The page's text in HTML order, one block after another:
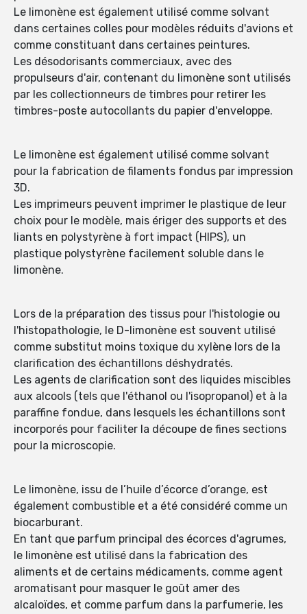
Le limonène est également utilisé comme solvant
dans certaines colles pour modèles réduits d'avions et
comme constituant dans certaines peintures.
Les désodorisants commerciaux, avec des
propulseurs d'air, contenant du limonène sont utilisés
par les collectionneurs de timbres pour retirer les
timbres-poste autocollants du papier d'enveloppe.
Le limonène est également utilisé comme solvant
pour la fabrication de filaments fondus par impression
3D.
Les imprimeurs peuvent imprimer le plastique de leur
choix pour le modèle, mais ériger des supports et des
liants en polystyrène à fort impact (HIPS), un
plastique polystyrène facilement soluble dans le
limonène.
Lors de la préparation des tissus pour l'histologie ou
l'histopathologie, le D-limonène est souvent utilisé
comme substitut moins toxique du xylène lors de la
clarification des échantillons déshydratés.
Les agents de clarification sont des liquides miscibles
aux alcools (tels que l'éthanol ou l'isopropanol) et à la
paraffine fondue, dans lesquels les échantillons sont
incorporés pour faciliter la découpe de fines sections
pour la microscopie.
Le limonène, issu de l’huile d’écorce d’orange, est
également combustible et a été considéré comme un
biocarburant.
En tant que parfum principal des écorces d'agrumes,
le limonène est utilisé dans la fabrication des
aliments et de certains médicaments, comme agent
aromatisant pour masquer le goût amer des
alcaloïdes, et comme parfum dans la parfumerie, les